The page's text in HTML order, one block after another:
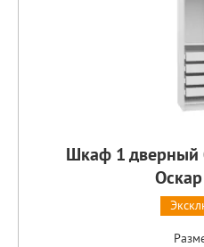
Шкаф 1 дверный
Оскар